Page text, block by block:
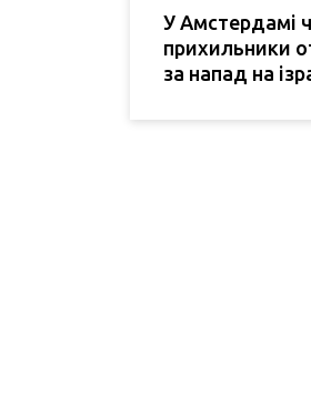
У Амстердамі
прихильники
за напад на